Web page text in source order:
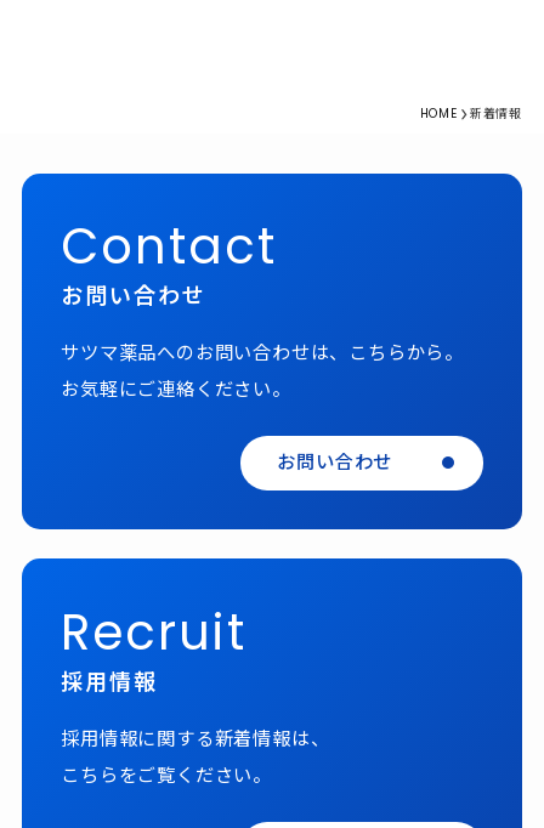
HOME 新着情報
Contact
お問い合わせ
サツマ薬品へのお問い合わせは、こちらから。
お気軽にご連絡ください。
お問い合わせ
Recruit
採用情報
採用情報に関する新着情報は、
こちらをご覧ください。